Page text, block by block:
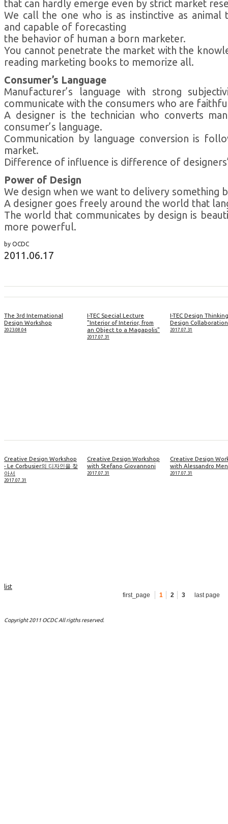
that can hardly emerge even by strict market
We call the one who is as instinctive as
and capable of forecasting
the behavior of human a born marketer.
You cannot penetrate the market with the
reading marketing books to memorize all.
Consumer’s Language
Manufacturer’s language with strong
communicate with the consumers who are
A designer is the technician who converts
consumer’s language.
Communication by language conversion is
market.
Difference of influence is difference of
Power of Design
We design when we want to delivery something
A designer goes freely around the world that
The world that communicates by design is
more powerful.
by OCDC
2011.06.17
The 3rd International
Design Workshop
2023.08.04
I-TEC Special Lecture
"Interior of Interior, from
an Object to a Magapolis"
2017.07.31
I-TEC Design
Design Collaboration
2017.07.31
Creative Design Workshop
- Le Corbusier의 디자인을 찾
아서
2017.07.31
Creative Design Workshop
with Stefano Giovannoni
2017.07.31
Creative Design
with Alessandro
2017.07.31
list
first_page 1 2 3 last page
Copyright 2011 OCDC All rigths reserved.